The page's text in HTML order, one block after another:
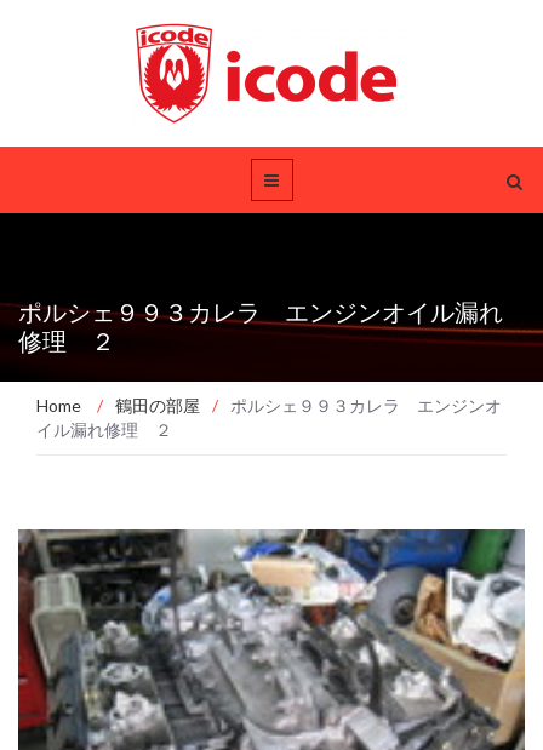
ポルシェ９９３カレラ エンジンオイル漏れ
修理 ２
Home / 鶴田の部屋 /
ポルシェ９９３カレラ エンジンオ
イル漏れ修理 ２